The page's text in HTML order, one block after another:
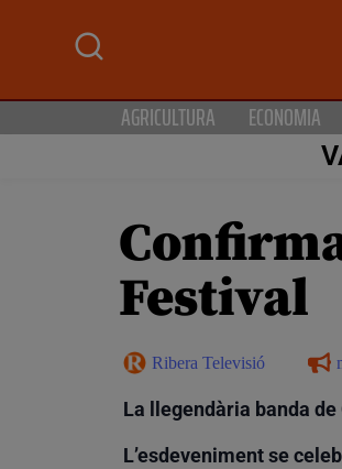
AGRICULTURA ECONOMIA
Festival
Ribera Televisió
La llegendària banda
L’esdeveniment se